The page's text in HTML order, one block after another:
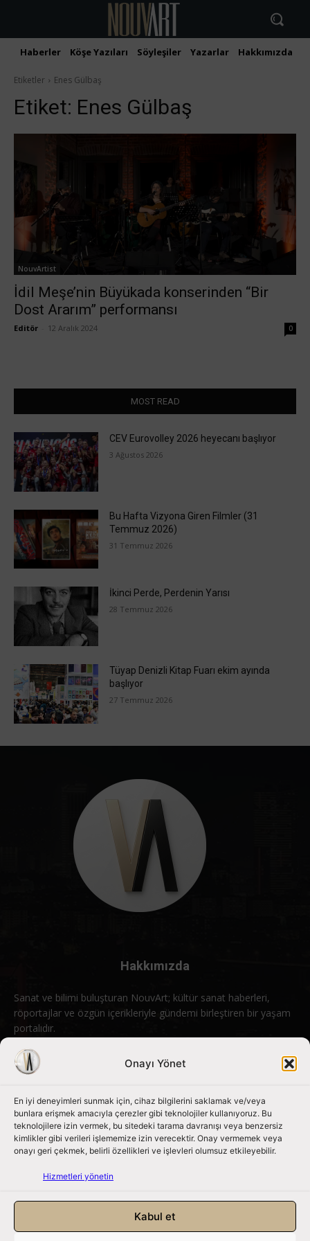
Onayı Yönet
En iyi deneyimleri sunmak için, cihaz bilgilerini saklamak ve/veya
bunlara erişmek amacıyla çerezler gibi teknolojiler kullanıyoruz. Bu
teknolojilere izin vermek, bu sitedeki tarama davranışı veya benzersiz
kimlikler gibi verileri işlememize izin verecektir. Onay vermemek veya
onayı geri çekmek, belirli özellikleri ve işlevleri olumsuz etkileyebilir.
Hizmetleri yönetin
Kabul et
Haberler Köşe Yazıları Söyleşiler Yazarlar Hakkımızda
Etiketler Enes Gülbaş
Etiket: Enes Gülbaş
NouvArtist
İdil Meşe’nin Büyükada konserinden “Bir
Dost Ararım” performansı
Editör 12 Aralık 2024 0
MOST READ
CEV Eurovolley 2026 heyecanı başlıyor
3 Ağustos 2026
Bu Hafta Vizyona Giren Filmler (31
Temmuz 2026)
31 Temmuz 2026
İkinci Perde, Perdenin Yarısı
28 Temmuz 2026
Tüyap Denizli Kitap Fuarı ekim ayında
başlıyor
27 Temmuz 2026
Hakkımızda
Sanat ve bilimi buluşturan NouvArt; kültür sanat haberleri,
röportajlar ve özgün içerikleriyle gündemi birleştiren bir yaşam
portalıdır.
Bizimle iletişime geçin: info@nouvart.net
Bizi Takip Edin